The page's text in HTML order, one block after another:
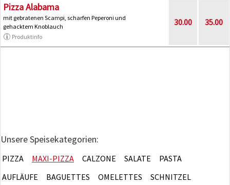
Pizza Alabama
mit gebratenen Scampi, scharfen Peperoni und
gehacktem Knoblauch
Produktinfo
30.00 35.00
Unsere Speisekategorien:
PIZZA MAXI-PIZZA CALZONE SALATE
PASTA
AUFLÄUFE
BAGUETTES OMELETTES
SCHNITZEL